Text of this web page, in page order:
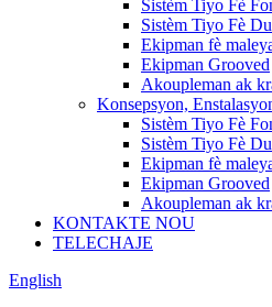
Sistèm Tiyo Fè
Sistèm Tiyo Fè
Ekipman fè
Ekipman Grooved
Akoupleman ak
Konsepsyon,
Sistèm Tiyo Fè
Sistèm Tiyo Fè
Ekipman fè
Ekipman Grooved
Akoupleman ak
KONTAKTE NOU
TELECHAJE
English